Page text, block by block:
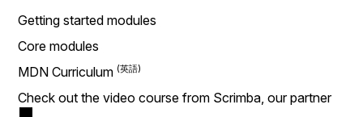
Getting started modules
Core modules
MDN Curriculum
Check out the video course from Scrimba, our partner